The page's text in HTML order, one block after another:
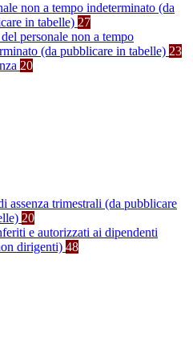
non a tempo indeterminato (da
in tabelle) 27
personale non a tempo
(da pubblicare in tabelle) 23
20
assenza trimestrali (da pubblicare
20
e autorizzati ai dipendenti
dirigenti) 48